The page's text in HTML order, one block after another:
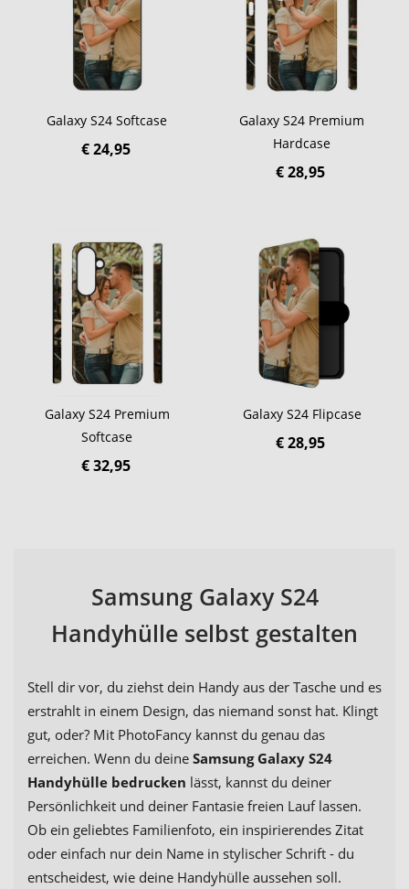
Galaxy S24 Softcase
€ 24,95
Galaxy S24 Premium
Hardcase
€ 28,95
Galaxy S24 Premium
Softcase
€ 32,95
Galaxy S24 Flipcase
€ 28,95
Samsung Galaxy S24
Handyhülle selbst gestalten
Stell dir vor, du ziehst dein Handy aus der Tasche und es
erstrahlt in einem Design, das niemand sonst hat. Klingt
gut, oder? Mit PhotoFancy kannst du genau das
erreichen. Wenn du deine Samsung Galaxy S24
Handyhülle bedrucken lässt, kannst du deiner
Persönlichkeit und deiner Fantasie freien Lauf lassen.
Ob ein geliebtes Familienfoto, ein inspirierendes Zitat
oder einfach nur dein Name in stylischer Schrift - du
entscheidest, wie deine Handyhülle aussehen soll.